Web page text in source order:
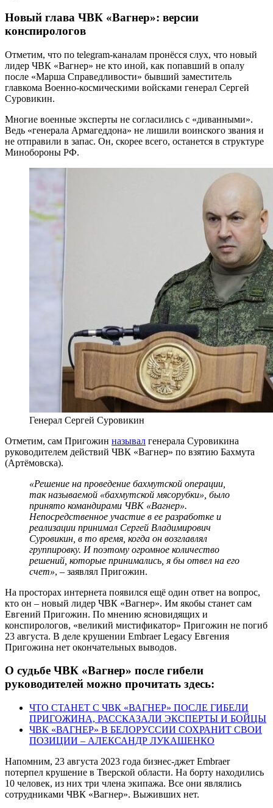
Новый глава ЧВК «Вагнер»: версии
конспирологов
Отметим, что по telegram-каналам пронёсся слух, что новый
лидер ЧВК «Вагнер» не кто иной, как попавший в опалу
после «Марша Справедливости» бывший заместитель
главкома Военно-космическими войсками генерал Сергей
Суровикин.
Многие военные эксперты не согласились с «диванными».
Ведь «генерала Армагеддона» не лишили воинского звания и
не отправили в запас. Он, скорее всего, останется в структуре
Минобороны РФ.
Генерал Сергей Суровикин
Отметим, сам Пригожин называл генерала Суровикина
руководителем действий ЧВК «Вагнер» по взятию Бахмута
(Артёмовска).
«Решение на проведение бахмутской операции,
так называемой «бахмутской мясорубки», было
принято командирами ЧВК «Вагнер».
Непосредственное участие в ее разработке и
реализации принимал Сергей Владимирович
Суровикин, в то время, когда он возглавлял
группировку. И поэтому огромное количество
решений, которые принимались, я бы отвел на его
счет», – заявлял Пригожин.
На просторах интернета появился ещё один ответ на вопрос,
кто он – новый лидер ЧВК «Вагнер». Им якобы станет сам
Евгений Пригожин. По мнению ясновидящих и
конспирологов, «великий мистификатор» Пригожин не погиб
23 августа. В деле крушении Embraer Legacy Евгения
Пригожина нет окончательных выводов.
О судьбе ЧВК «Вагнер» после гибели
руководителей можно прочитать здесь:
ЧТО СТАНЕТ С ЧВК «ВАГНЕР» ПОСЛЕ ГИБЕЛИ
ПРИГОЖИНА, РАССКАЗАЛИ ЭКСПЕРТЫ И БОЙЦЫ
ЧВК «ВАГНЕР» В БЕЛОРУССИИ СОХРАНИТ СВОИ
ПОЗИЦИИ – АЛЕКСАНДР ЛУКАШЕНКО
Напомним, 23 августа 2023 года бизнес-джет Embraer
потерпел крушение в Тверской области. На борту находились
10 человек, из них три члена экипажа. Все они являлись
сотрудниками ЧВК «Вагнер». Выживших нет.